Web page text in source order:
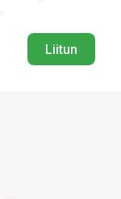
Liitun